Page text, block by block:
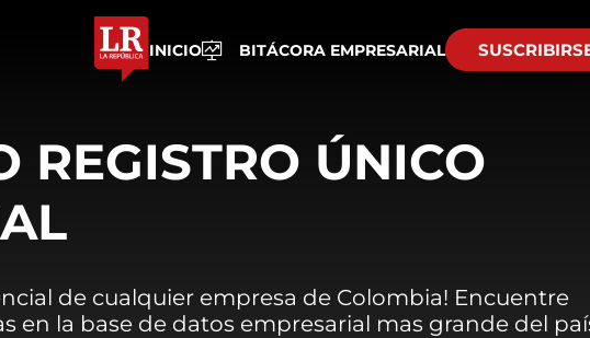
INICIO BITÁCORA EMPRESARIAL
REGISTRO ÚNICO
de cualquier empresa de Colombia! Encuentre
en la base de datos empresarial mas grande del